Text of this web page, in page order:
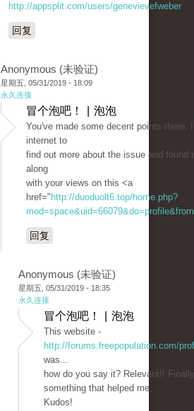
http://appsplit.com/users/genevievefweber
回复
Anonymous (未验证)
星期五, 05/31/2019 - 18:09
永久连接
冒个泡吧！ | 泡泡
You've made some decent points there.
internet to
find out more about the issue and found
along
with your views on this <a
href=" http://duoduolt6.top/home.php?
回复
Anonymous (未验证)
星期五, 05/31/2019 - 18:35
永久连接
冒个泡吧！ | 泡泡
This website -
http://forums.freepopulation.com/
was...
how do you say it? Relevant!!
something that helped me.
Kudos!